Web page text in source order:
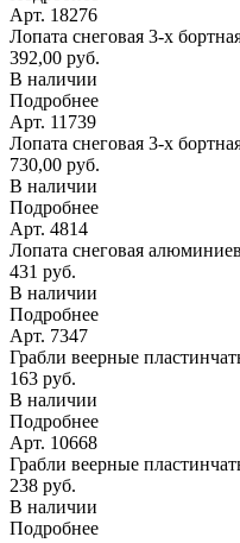
Арт. 18276
Лопата снеговая 3-х
392,00 руб.
В наличии
Подробнее
Арт. 11739
Лопата снеговая 3-х
730,00 руб.
В наличии
Подробнее
Арт. 4814
Лопата снеговая
431 руб.
В наличии
Подробнее
Арт. 7347
Грабли веерные
163 руб.
В наличии
Подробнее
Арт. 10668
Грабли веерные
238 руб.
В наличии
Подробнее